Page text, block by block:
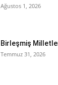
Ağustos 1, 2026
Birleşmiş
Temmuz 31, 2026